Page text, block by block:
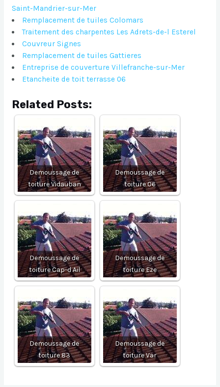
Saint-Mandrier-sur-Mer
Remplacement de tuiles Colomars
Traitement des charpentes Les Adrets-de-l Esterel
Couvreur Signes
Remplacement de tuiles Gattieres
Entreprise de couverture Villefranche-sur-Mer
Etancheite de toit terrasse 06
Related Posts:
Demoussage de
toiture Vidauban
Demoussage de
toiture 06
Demoussage de
toiture Cap-d Ail
Demoussage de
toiture Eze
Demoussage de
toiture 83
Demoussage de
toiture Var